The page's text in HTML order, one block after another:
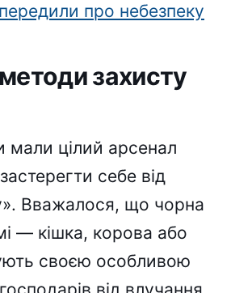
про небезпеку
захисту
цілий арсенал
себе від
Вважалося, що чорна
— кішка, корова або
своєю особливою